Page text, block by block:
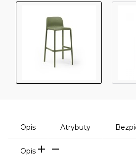
Opis Atrybuty
Opis